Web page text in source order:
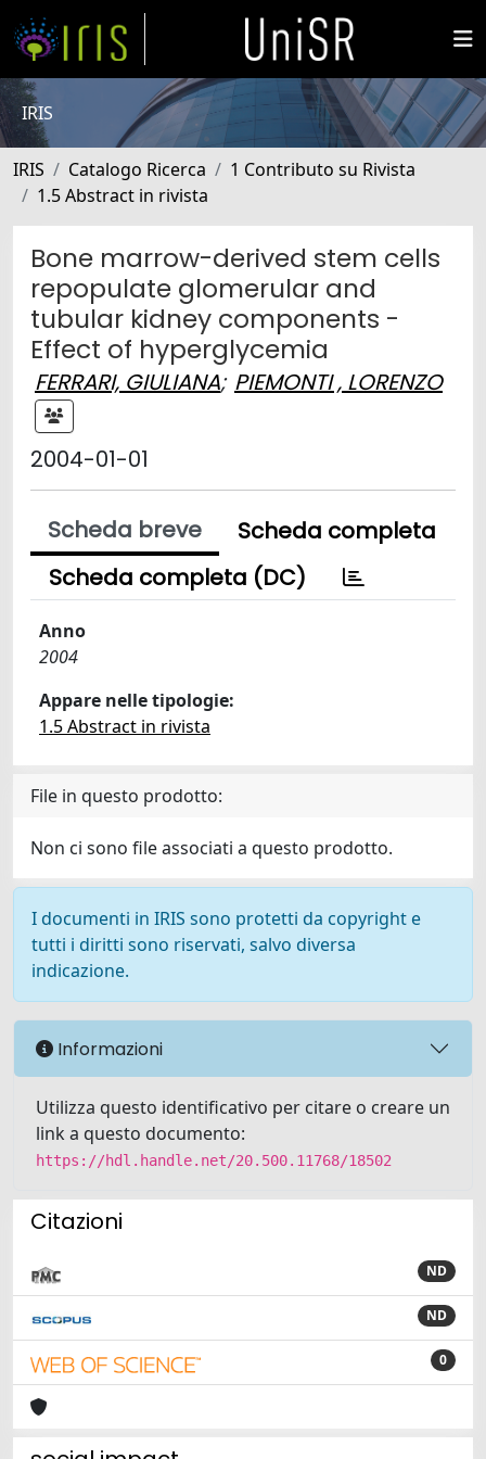
IRIS
IRIS Catalogo Ricerca
1 Contributo su Rivista
1.5 Abstract in rivista
Bone marrow-derived stem cells
repopulate glomerular and
tubular kidney components -
Effect of hyperglycemia
FERRARI, GIULIANA; PIEMONTI , LORENZO
2004-01-01
Scheda breve
Scheda completa
Scheda completa (DC)
Anno
2004
Appare nelle tipologie:
1.5 Abstract in rivista
File in questo prodotto:
Non ci sono file associati a questo prodotto.
I documenti in IRIS sono protetti da copyright e
tutti i diritti sono riservati, salvo diversa
indicazione.
Informazioni
Utilizza questo identificativo per citare o creare un
link a questo documento:
https://hdl.handle.net/20.500.11768/18502
Citazioni
ND
ND
0